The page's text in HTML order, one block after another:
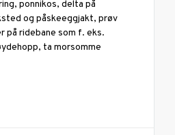
ponnikos, delta på
og påskeeggjakt, prøv
ridebane som f. eks.
ta morsomme